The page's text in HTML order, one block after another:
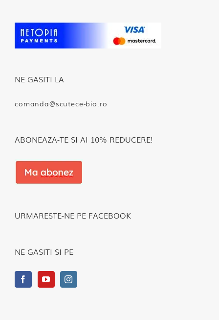
NE GASITI LA
comanda@scutece-bio.ro
ABONEAZA-TE SI AI 10% REDUCERE!
URMARESTE-NE PE FACEBOOK
NE GASITI SI PE